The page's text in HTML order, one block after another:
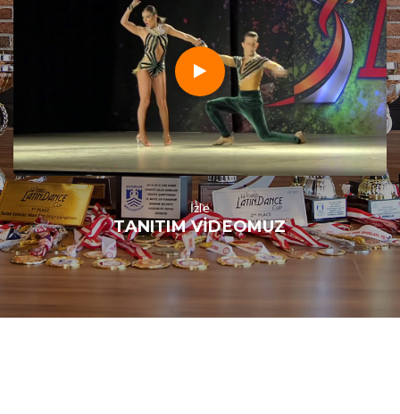
İzle
TANITIM VIDEOMUZ